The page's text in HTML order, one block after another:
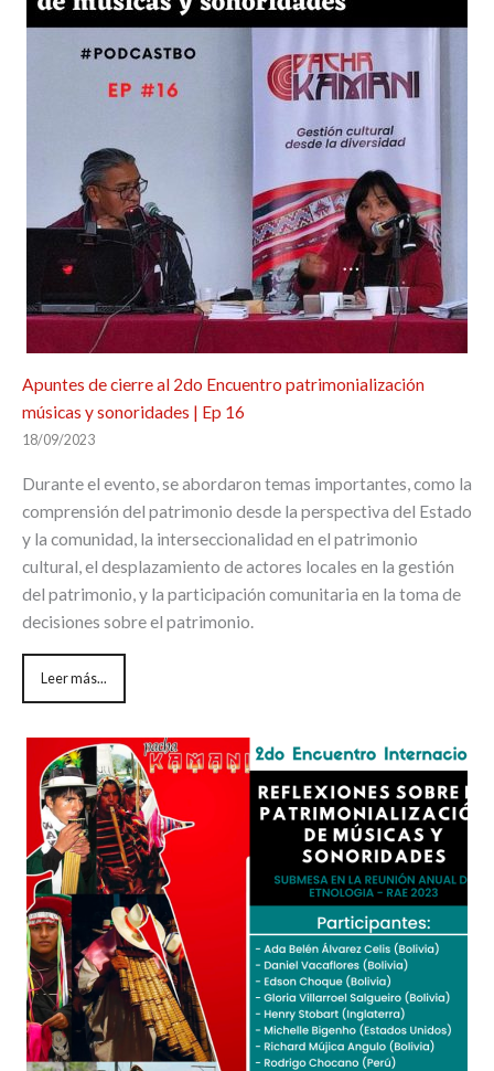
Apuntes de cierre al 2do Encuentro patrimonialización
músicas y sonoridades | Ep 16
18/09/2023
Durante el evento, se abordaron temas importantes, como la
comprensión del patrimonio desde la perspectiva del Estado
y la comunidad, la interseccionalidad en el patrimonio
cultural, el desplazamiento de actores locales en la gestión
del patrimonio, y la participación comunitaria en la toma de
decisiones sobre el patrimonio.
Leer más...